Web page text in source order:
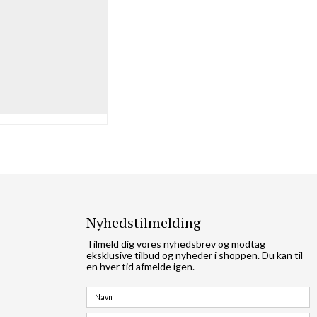
Nyhedstilmelding
Tilmeld dig vores nyhedsbrev og modtag
eksklusive tilbud og nyheder i shoppen. Du kan til
en hver tid afmelde igen.